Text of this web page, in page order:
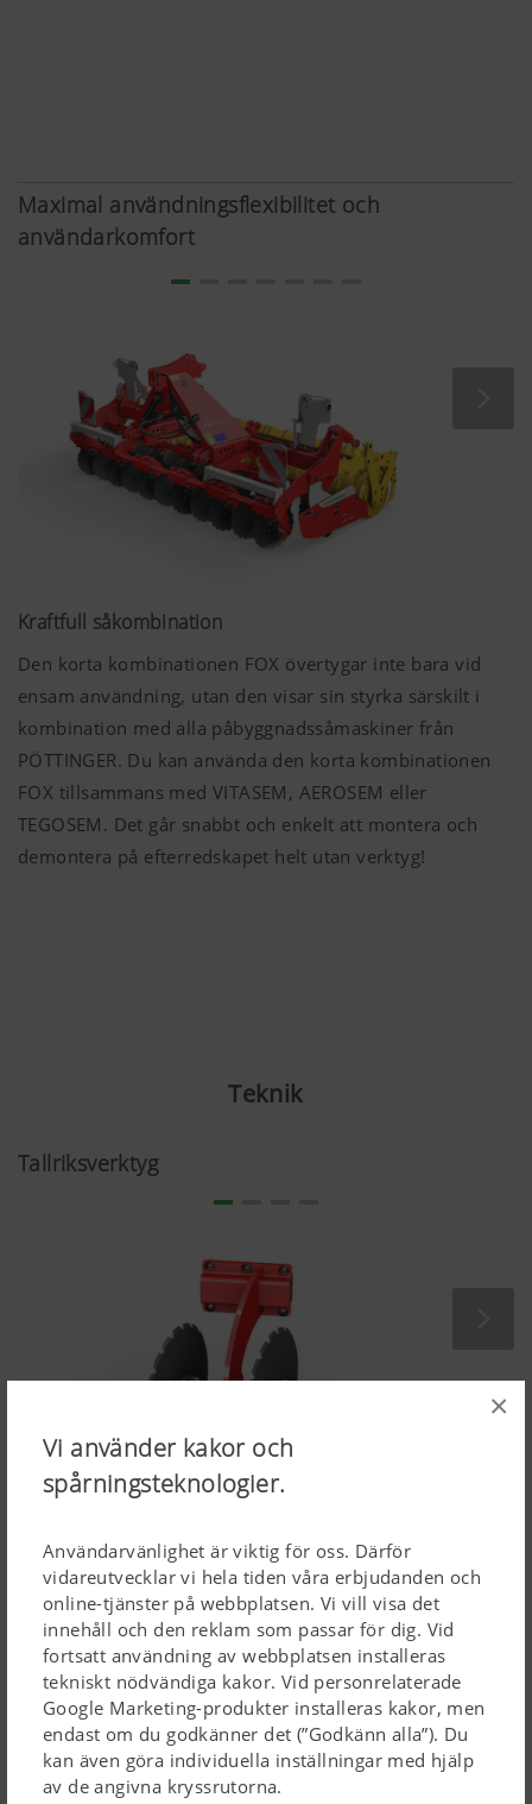
×
Vi använder kakor och
spårningsteknologier.
Användarvänlighet är viktig för oss. Därför
vidareutvecklar vi hela tiden våra erbjudanden och
online-tjänster på webbplatsen. Vi vill visa det
innehåll och den reklam som passar för dig. Vid
fortsatt användning av webbplatsen installeras
tekniskt nödvändiga kakor. Vid personrelaterade
Google Marketing-produkter installeras kakor, men
endast om du godkänner det (”Godkänn alla”). Du
kan även göra individuella inställningar med hjälp
av de angivna kryssrutorna.
Maximal användningsflexibilitet och
användarkomfort
Kraftfull såkombination
Den korta kombinationen FOX övertygar inte bara vid
ensam användning, utan den visar sin styrka särskilt i
kombination med alla påbyggnadssåmaskiner från
PÖTTINGER. Du kan använda den korta kombinationen
FOX tillsammans med VITASEM, AEROSEM eller
TEGOSEM. Det går snabbt och enkelt att montera och
demontera på efterredskapet helt utan verktyg!
Teknik
Tallriksverktyg
Bästa arbetsresultaten
De rullande redskapen med410 mm tallriksdiameter
kräver mindre dragkraft och har därför en lägre
bränsleförbrukning. Tack vare den aggressiva
angreppsvinkeln på15 °och en tallrikslutning på7 °
luckras, genomblandas och tilljämnas jorden intensivt.
Tallrikarna är placerade motsatt från den första raden till
den andra. Därmed är ett arbete utan dragning åt sidan